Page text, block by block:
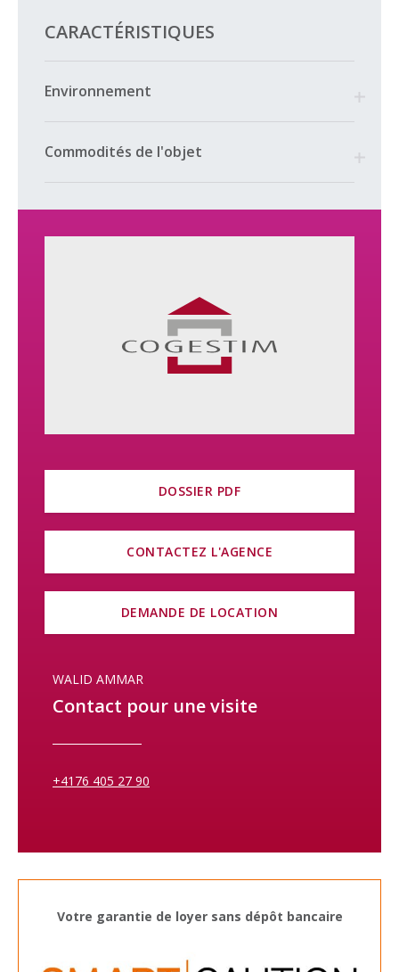
CARACTÉRISTIQUES
Environnement
Commodités de l'objet
DOSSIER PDF
CONTACTEZ L'AGENCE
DEMANDE DE LOCATION
WALID AMMAR
Contact pour une visite
+4176 405 27 90
Votre garantie de loyer sans dépôt bancaire